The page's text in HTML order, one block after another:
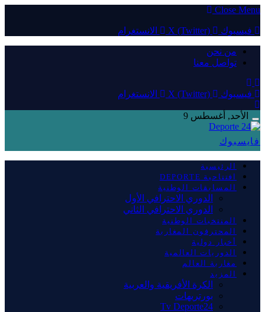
Close Menu
فيسبوك X (Twitter) الانستغرام
من نحن
تواصل معنا
فيسبوك X (Twitter) الانستغرام
الأحد, أغسطس 9
فايسبوك
الرئيسية
افتتاحية DEPORTE
المسابقات الوطنية
الدوري الاحترافي الأول
الدوري الاحترافي الثاني
المنتخبات الوطنية
المحترفون المغاربة
أخبار دولية
الدوريات العالمية
مغاربة العالم
المزيد
الكرة الأفريقية والعربية
بورتريهات
Tv Deporte24